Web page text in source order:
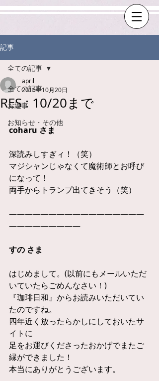
記事
全ての記事
お返事
お知らせ・その他
全ての記事
RES : 10/20まで
april
2016年10月20日
coharu さま
深読みしすぎィ！（笑）
マジシャンじゃなくて魔術師とお呼び
になって！
両手からトランプ出てきそう（笑）
—————————————————
—————————
すの さま
はじめまして。(以前にもメールいただ
いていたらごめんなさい！)
『珈琲日和』からお読みいただいてい
たのですね。
四年近く放ったらかしにしておいたサ
イトに
足をお運びくださったおかげでまたご
縁ができました！
本当にありがとうございます。